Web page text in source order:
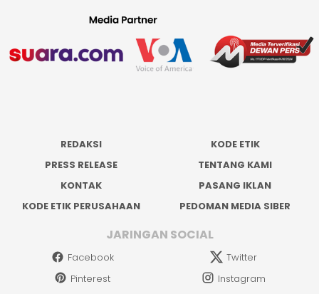
REDAKSI
KODE ETIK
PRESS RELEASE
TENTANG KAMI
KONTAK
PASANG IKLAN
KODE ETIK PERUSAHAAN
PEDOMAN MEDIA SIBER
JARINGAN SOCIAL
Facebook
Twitter
Pinterest
Instagram